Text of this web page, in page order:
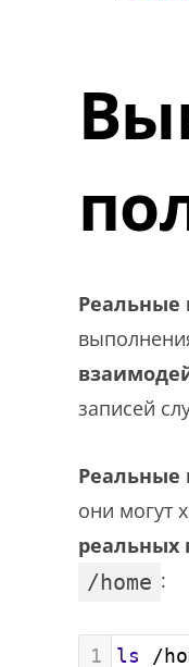
Реальные
записей
Реальные
они могут
реальных
/home :
1 ls /